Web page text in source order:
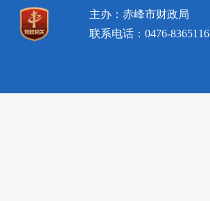
主办：赤峰市财政局
联系电话：0476-8365116